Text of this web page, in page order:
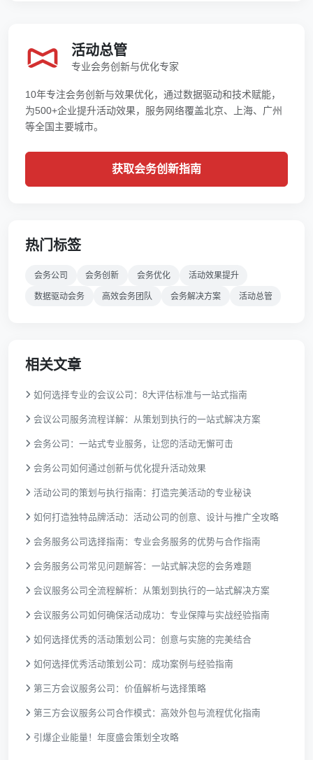
活动总管
专业会务创新与优化专家
10年专注会务创新与效果优化，通过数据驱动和技术赋能，
为500+企业提升活动效果，服务网络覆盖北京、上海、广州
等全国主要城市。
获取会务创新指南
热门标签
会务公司 会务创新 会务优化 活动效果提升
数据驱动会务 高效会务团队 会务解决方案 活动总管
相关文章
如何选择专业的会议公司：8大评估标准与一站式指南
会议公司服务流程详解：从策划到执行的一站式解决方案
会务公司：一站式专业服务，让您的活动无懈可击
会务公司如何通过创新与优化提升活动效果
活动公司的策划与执行指南：打造完美活动的专业秘诀
如何打造独特品牌活动：活动公司的创意、设计与推广全攻略
会务服务公司选择指南：专业会务服务的优势与合作指南
会务服务公司常见问题解答：一站式解决您的会务难题
会议服务公司全流程解析：从策划到执行的一站式解决方案
会议服务公司如何确保活动成功：专业保障与实战经验指南
如何选择优秀的活动策划公司：创意与实施的完美结合
如何选择优秀活动策划公司：成功案例与经验指南
第三方会议服务公司：价值解析与选择策略
第三方会议服务公司合作模式：高效外包与流程优化指南
引爆企业能量！年度盛会策划全攻略